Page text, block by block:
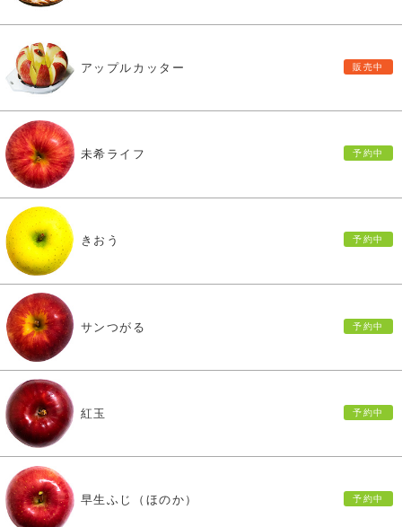
アップルカッター
未希ライフ
きおう
サンつがる
紅玉
早生ふじ（ほのか）